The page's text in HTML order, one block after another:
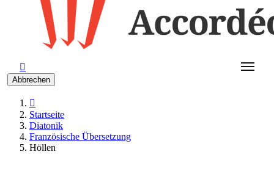

Abbrechen

Startseite
Diatonik
Französische Übersetzung
Höllen